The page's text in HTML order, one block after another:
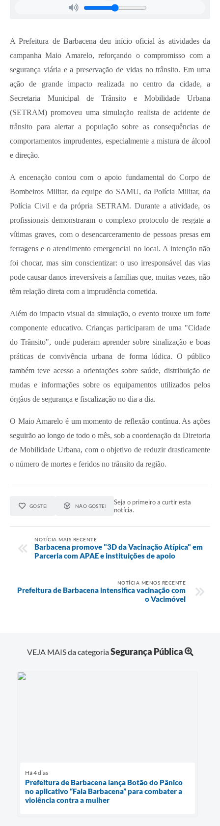
Plano Diretor e Mobilidade Urbana
3º Jornada Empreendedora BQ
Emprega Barbacena
Plano Municipal de Saneamento Básico
Arquivos para Download
Legislação
Telefones Úteis
Transparência
SIC
A Prefeitura de Barbacena deu início oficial às atividades da
campanha Maio Amarelo, reforçando o compromisso com a
segurança viária e a preservação de vidas no trânsito. Em uma
ação de grande impacto realizada no centro da cidade, a
Secretaria Municipal de Trânsito e Mobilidade Urbana
(SETRAM) promoveu uma simulação realista de acidente de
trânsito para alertar a população sobre as consequências de
comportamentos imprudentes, especialmente a mistura de álcool
e direção.
A encenação contou com o apoio fundamental do Corpo de
Bombeiros Militar, da equipe do SAMU, da Polícia Militar, da
Polícia Civil e da própria SETRAM. Durante a atividade, os
profissionais demonstraram o complexo protocolo de resgate a
vítimas graves, com o desencarceramento de pessoas presas em
ferragens e o atendimento emergencial no local. A intenção não
foi chocar, mas sim conscientizar: o uso irresponsável das vias
pode causar danos irreversíveis a famílias que, muitas vezes, não
têm relação direta com a imprudência cometida.
Além do impacto visual da simulação, o evento trouxe um forte
componente educativo. Crianças participaram de uma "Cidade
do Trânsito", onde puderam aprender sobre sinalização e boas
práticas de convivência urbana de forma lúdica. O público
também teve acesso a orientações sobre saúde, distribuição de
mudas e informações sobre os equipamentos utilizados pelos
órgãos de segurança e fiscalização no dia a dia.
O Maio Amarelo é um momento de reflexão contínua. As ações
seguirão ao longo de todo o mês, sob a coordenação da Diretoria
de Mobilidade Urbana, com o objetivo de reduzir drasticamente
o número de mortes e feridos no trânsito da região.
GOSTEI NÃO GOSTEI
Seja o primeiro a curtir esta
notícia.
NOTÍCIA MAIS RECENTE
Barbacena promove "3D da Vacinação Atípica" em
Parceria com APAE e instituições de apoio
NOTÍCIA MENOS RECENTE
Prefeitura de Barbacena intensifica vacinação com
o Vacimóvel
VEJA MAIS da categoriaSegurança Pública
Há 4 dias
Prefeitura de Barbacena lança Botão do Pânico
no aplicativo “Fala Barbacena” para combater a
violência contra a mulher